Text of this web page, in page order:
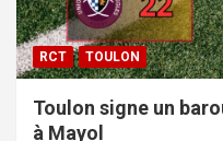
RCT TOULON
Toulon signe un
à Mayol